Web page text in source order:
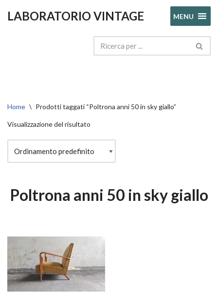
LABORATORIO VINTAGE MENU
Home \ Prodotti taggati “Poltrona anni 50 in sky giallo”
Visualizzazione del risultato
Poltrona anni 50 in sky giallo